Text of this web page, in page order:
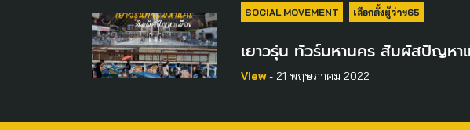
SOCIAL MOVEMENT เลือกตั้งผู้ว่าฯ65
เยาวรุ่น ทัวร์มหานคร สัมผัสปัญหา
View- 21 พฤษภาคม 2022